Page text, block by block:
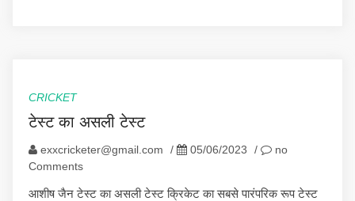
CRICKET
टेस्ट का असली टेस्ट
exxcricketer@gmail.com / 05/06/2023 /
no
Comments
आशीष जैन टेस्ट का असली टेस्ट क्रिकेट का सबसे पारंपरिक रूप टेस्ट